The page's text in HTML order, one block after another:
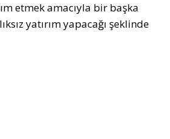
etmek amacıyla bir başka
yatırım yapacağı şeklinde